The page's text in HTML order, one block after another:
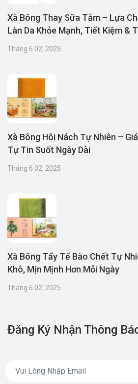
Xà Bông Thay Sữa Tắm – Lựa
Làn Da Khỏe Mạnh, Tiết Kiệm &
Tháng 6 02, 2025
Xà Bông Hôi Nách Tự Nhiên –
Tự Tin Suốt Ngày Dài
Tháng 6 02, 2025
Xà Bông Tẩy Tế Bào Chết Tự
Khô, Mịn Mịnh Hơn Mỗi Ngày
Tháng 6 02, 2025
Đăng Ký Nhận Thông